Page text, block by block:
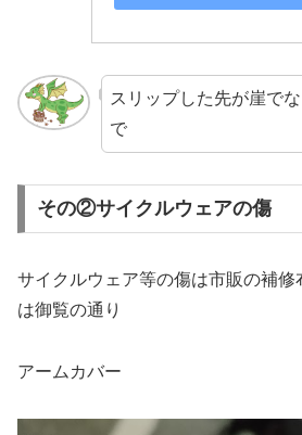
スリップした先が崖で
で
その②サイクルウェアの傷
サイクルウェア等の傷は市販の補
は御覧の通り
アームカバー